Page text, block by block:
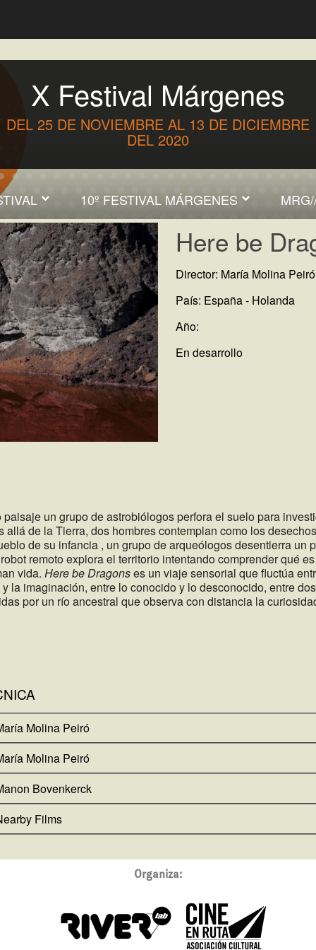
X Festival Márgenes
DEL 25 DE NOVIEMBRE AL 13 DE DICIEMBRE
DEL 2020
10º FESTIVAL MÁRGENES
Here be
Director: María Molina Peiró
País: España - Holanda
Año:
En desarrollo
paisaje un grupo deastrobiólogosperfora el suelo para
allá de la Tierra, dos hombres contemplan como los
de su infancia , un grupo de arqueólogos desentierra un
remoto explora el territorio intentando comprender qué
vida. Here beDragonses un viaje sensorial que fluctúa
la imaginación, entre lo conocido y lo desconocido, entre
por un río ancestral que observa con distancia la
Molina Peiró
Molina Peiró
Bovenkerck
Films
Organiza: